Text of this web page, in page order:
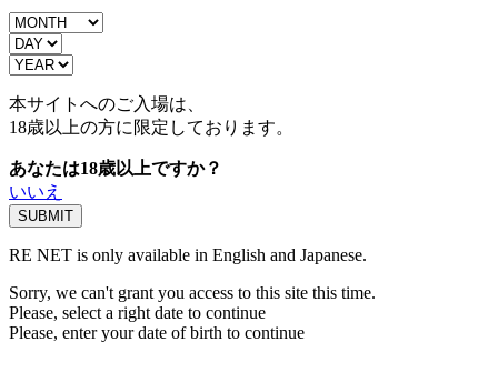
本サイトへのご入場は、
18歳以上の方に限定しております。
あなたは18歳以上ですか？
いいえ
RE NET is only available in English and Japanese.
Sorry, we can't grant you access to this site this time.
Please, select a right date to continue
Please, enter your date of birth to continue